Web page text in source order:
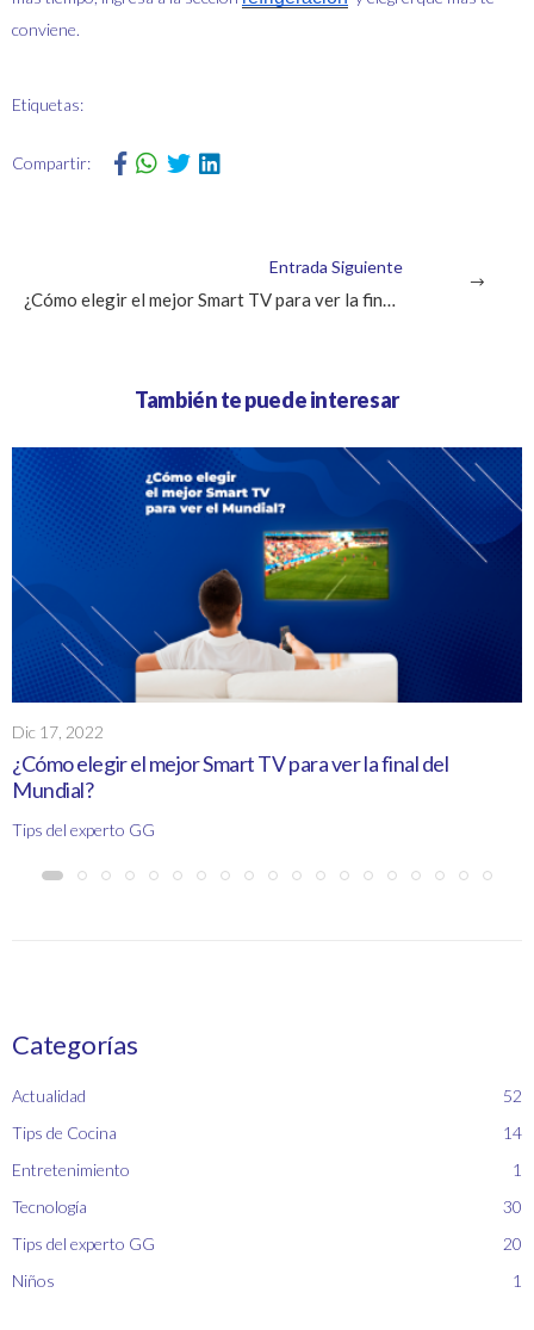
conviene.
Etiquetas:
Compartir:
Entrada Siguiente
¿Cómo elegir el mejor Smart TV para ver la final del Mundial?
También te puede interesar
Dic 17, 2022
¿Cómo elegir el mejor Smart TV para ver la final del
Mundial?
Tips del experto GG
Categorías
Actualidad
52
Tips de Cocina
14
Entretenimiento
1
Tecnología
30
Tips del experto GG
20
Niños
1